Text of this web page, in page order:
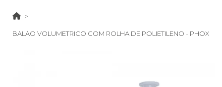
BALAO VOLUMETRICO COM ROLHA DE POLIETILENO - PHOX